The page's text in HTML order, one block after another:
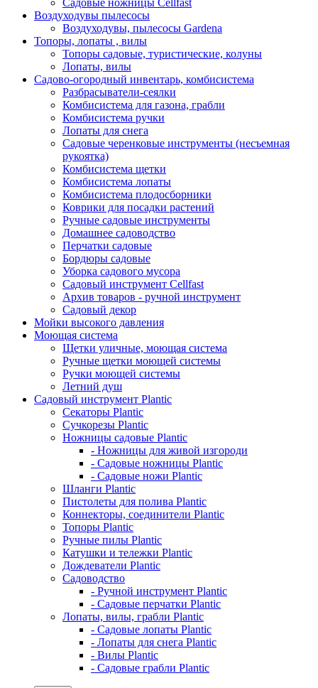
Садовые ножницы Cellfast
Воздуходувы пылесосы
Воздуходувы, пылесосы Gardena
Топоры, лопаты , вилы
Топоры садовые, туристические, колуны
Лопаты, вилы
Садово-огородный инвентарь, комбисистема
Разбрасыватели-сеялки
Комбисистема для газона, грабли
Комбисистема ручки
Лопаты для снега
Садовые черенковые инструменты (несъемная
рукоятка)
Комбисистема щетки
Комбисистема лопаты
Комбисистема плодосборники
Коврики для посадки растений
Ручные садовые инструменты
Домашнее садоводство
Перчатки садовые
Бордюры садовые
Уборка садового мусора
Садовый инструмент Cellfast
Архив товаров - ручной инструмент
Садовый декор
Мойки высокого давления
Моющая система
Щетки уличные, моющая система
Ручные щетки моющей системы
Ручки моющей системы
Летний душ
Садовый инструмент Plantic
Секаторы Plantic
Сучкорезы Plantic
Ножницы садовые Plantic
- Ножницы для живой изгороди
- Садовые ножницы Plantic
- Садовые ножи Plantic
Шланги Plantic
Пистолеты для полива Plantic
Коннекторы, соединители Plantic
Топоры Plantic
Ручные пилы Plantic
Катушки и тележки Plantic
Дождеватели Plantic
Садоводство
- Ручной инструмент Plantic
- Садовые перчатки Plantic
Лопаты, вилы, грабли Plantic
- Садовые лопаты Plantic
- Лопаты для снега Plantic
- Вилы Plantic
- Садовые грабли Plantic